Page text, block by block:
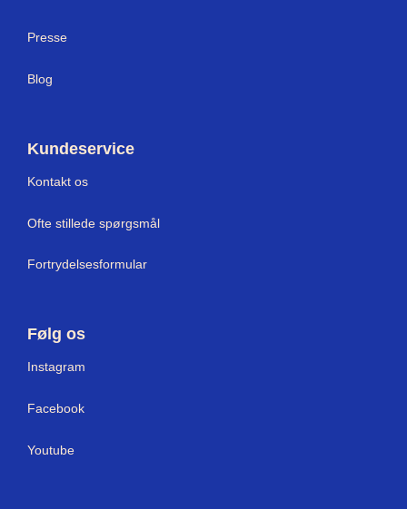
Presse
Blog
Kundeservice
Kontakt os
Ofte stillede spørgsmål
Fortrydelsesformular
Følg os
Instagram
Facebook
Youtube